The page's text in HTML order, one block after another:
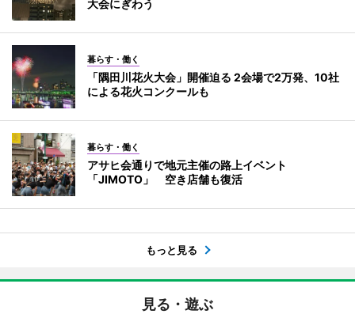
大会にぎわう
暮らす・働く
「隅田川花火大会」開催迫る 2会場で2万発、10社
による花火コンクールも
暮らす・働く
アサヒ会通りで地元主催の路上イベント
「JIMOTO」 空き店舗も復活
もっと見る
見る・遊ぶ